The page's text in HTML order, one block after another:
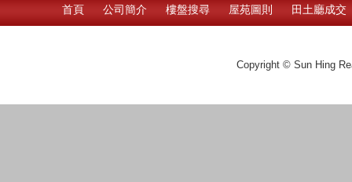
首頁 公司簡介 樓盤搜尋 屋苑圖則 田土廳成交
Copyright © Sun Hing